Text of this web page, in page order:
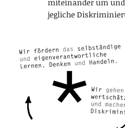
miteinander um
jegliche